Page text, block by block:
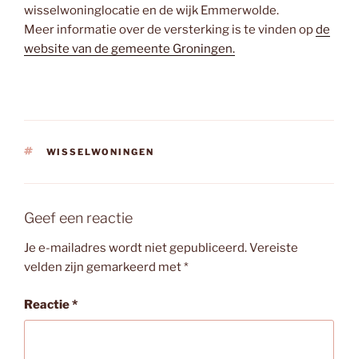
wisselwoninglocatie en de wijk Emmerwolde.
Meer informatie over de versterking is te vinden opde
website van de gemeente Groningen.
TAGS
WISSELWONINGEN
Geef een reactie
Je e-mailadres wordt niet gepubliceerd.Vereiste
velden zijn gemarkeerd met*
Reactie*